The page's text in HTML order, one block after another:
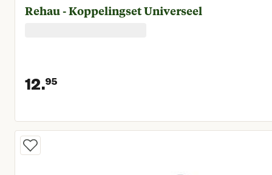
Rehau - Koppelingset Universeel
12.95
Huidige prijs € 12,95